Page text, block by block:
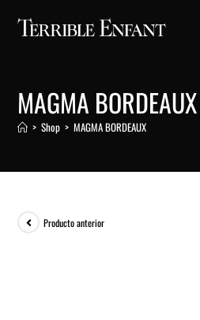
MAGMA BORDEAUX
> Shop > MAGMA BORDEAUX
Producto anterior